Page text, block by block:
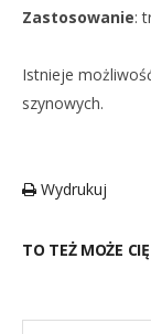
Zastosowanie:
Istnieje
szynowych.
Wydrukuj
TO TEŻ MOŻE